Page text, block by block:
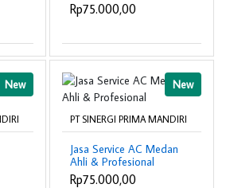
Terpercaya
Rp75.000,00
New New
PT SINERGI PRIMA MANDIRI
Jasa Service AC Medan
Ahli & Profesional
Rp75.000,00